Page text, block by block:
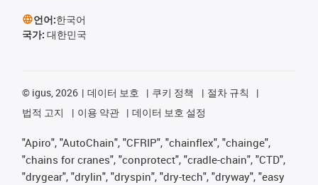
언어:한국어
국가: 대한민국
© igus, 2026 데이터 보호 쿠키 정책
절차 규칙
법적 고지
이용 약관 데이터 보호 설정
"Apiro", "AutoChain", "CFRIP", "chainflex", "chainge",
"chains for cranes", "conprotect", "cradle-chain", "CTD",
"drygear", "drylin", "dryspin", "dry-tech", "dryway", "easy